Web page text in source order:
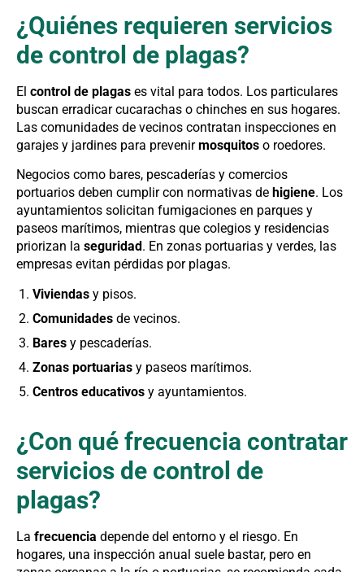
¿Quiénes requieren servicios
de control de plagas?
El control de plagas es vital para todos. Los particulares
buscan erradicar cucarachas o chinches en sus hogares.
Las comunidades de vecinos contratan inspecciones en
garajes y jardines para prevenirmosquitos o roedores.
Negocios como bares, pescaderías y comercios
portuarios deben cumplir con normativas de higiene. Los
ayuntamientos solicitan fumigaciones en parques y
paseos marítimos, mientras que colegios y residencias
priorizan la seguridad . En zonas portuarias y verdes, las
empresas evitan pérdidas por plagas.
Viviendas y pisos.
Comunidades de vecinos.
Bares y pescaderías.
Zonas portuarias y paseos marítimos.
Centros educativos y ayuntamientos.
¿Con qué frecuencia contratar
servicios de control de
plagas?
La frecuencia depende del entorno y el riesgo. En
hogares, una inspección anual suele bastar, pero en